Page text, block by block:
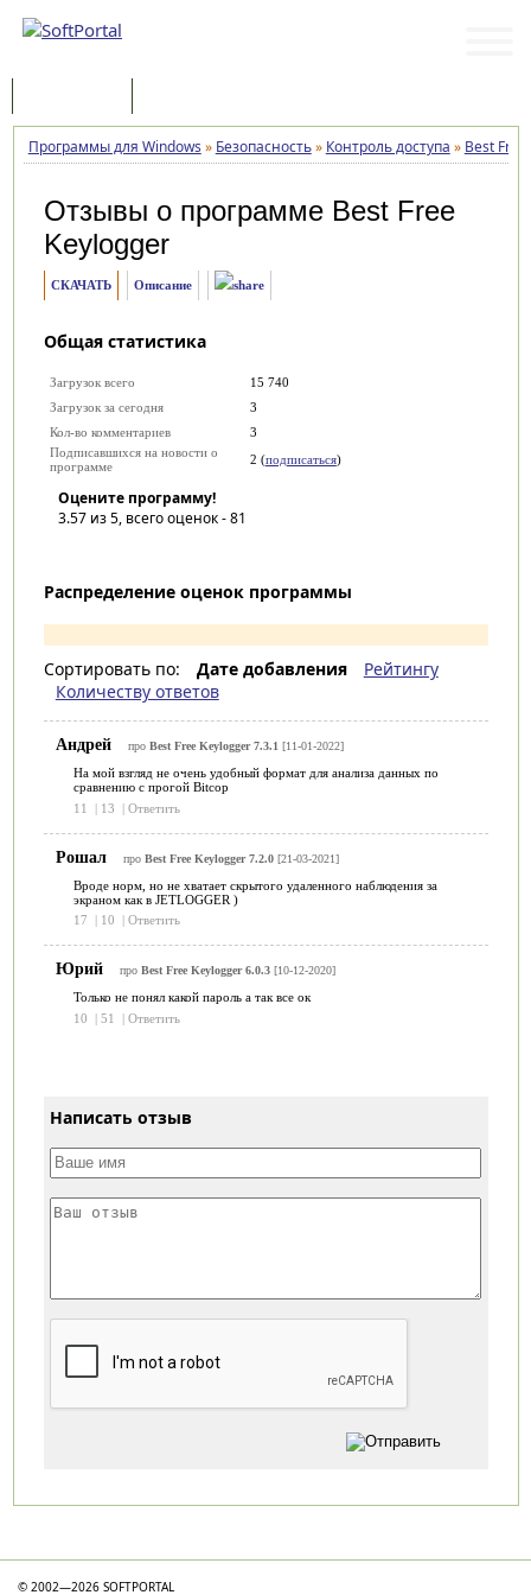
Программы для Windows » Безопасность» Контроль доступа » Best
Отзывы о программе Best Free
Keylogger
СКАЧАТЬ Описание
Общая статистика
Загрузок всего
15 740
Загрузок за сегодня
3
Кол-во комментариев
3
Подписавшихся на новости о
программе
2 (подписаться)
Оцените программу!
3.57из 5, всего оценок -81
Распределение оценок программы
Сортировать по: Дате добавления
Рейтингу
Количеству ответов
Андрей про Best Free Keylogger 7.3.1 [11-01-2022]
На мой взгляд не очень удобный формат для анализа данных по
сравнению с прогой Bitcop
11
| 13 | Ответить
Рошал про Best Free Keylogger 7.2.0[21-03-2021]
Вроде норм, но не хватает скрытого удаленного наблюдения за
экраном как в JETLOGGER )
17
| 10 | Ответить
Юрий про Best Free Keylogger 6.0.3[10-12-2020]
Только не понял какой пароль а так все ок
10
| 51 | Ответить
Написать отзыв
© 2002—2026 SOFTPORTAL